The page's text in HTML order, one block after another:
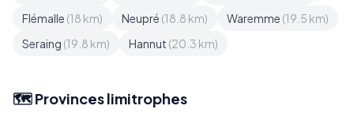
Flémalle (18 km) Neupré (18.8 km) Waremme (19.5 km)
Seraing (19.8 km) Hannut (20.3 km)
🗺️ Provinces limitrophes